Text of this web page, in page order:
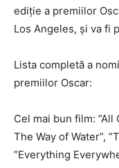
ediție a premiilor
Los Angeles, și va fi
Lista completă a
premiilor Oscar:
Cel mai bun film: ”All
The Way of Water”,
”Everything